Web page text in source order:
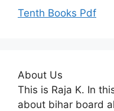
Tenth Books Pdf
About Us
This is Raja K. In
about bihar board